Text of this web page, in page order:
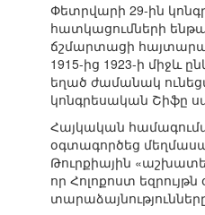
Փետրվարի 29-ին
հատկացումների
ճշմարտացի
1915-ից 1923-ի միջև
եղած ժամանակ
կոնգրեսական Շիֆը
Հայկական
օգտագործեց
Թուրքիային
որ Հոլոքոստ